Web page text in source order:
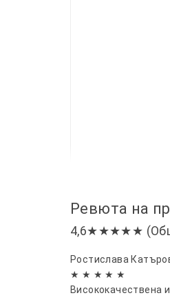
Ревюта на
4,6★★★★★
Ростислава
★ ★ ★ ★ ★
Висококачествена